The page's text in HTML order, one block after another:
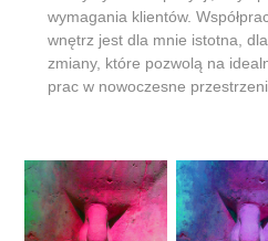
wymagania klientów.
wnętrz jest dla mnie istotna,
zmiany, które pozwolą na
prac w nowoczesne